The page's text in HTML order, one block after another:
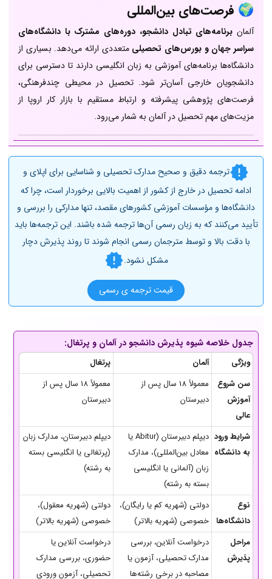
🌍 فرصت‌های بین‌المللی
آلمان برنامه‌های تبادل دانشجو، دوره‌های مشترک با دانشگاه‌های
سراسر جهان و بورس‌های تحصیلی متعددی ارائه می‌دهد. بسیاری از
دانشگاه‌ها برنامه‌های آموزشی به زبان انگلیسی دارند تا دسترسی برای
دانشجویان خارجی آسان‌تر شود. تحصیل در محیطی چندفرهنگی،
فرصت‌های پژوهشی پیشرفته و ارتباط مستقیم با بازار کار اروپا از
مزیت‌های مهم تحصیل در آلمان به شمار می‌رود.
ترجمه دقیق و صحیح مدارک تحصیلی و شناسایی برای اپلای و
ادامه تحصیل در خارج از کشور از اهمیت بالایی برخوردار است، چرا که
دانشگاه‌ها و مؤسسات آموزشی کشورهای مقصد، تنها مدارکی را بررسی و
تأیید می‌کنند که به زبان رسمی آن‌ها ترجمه شده باشند. این ترجمه‌ها باید
با دقت بالا و توسط مترجمان رسمی انجام شوند تا روند پذیرش دچار
مشکل نشود.
قیمت ترجمه ی رسمی
جدول خلاصه شیوه پذیرش دانشجو در آلمان و پرتغال:
ویژگی آلمان
پرتغال
سن شروع
آموزش
عالی
معمولاً 18 سال پس از
دبیرستان
معمولاً 18 سال پس از
دبیرستان
شرایط ورود
به دانشگاه
دیپلم دبیرستان (Abitur یا
معادل بین‌المللی)، مدارک
زبان (آلمانی یا انگلیسی
بسته به رشته)
دیپلم دبیرستان، مدارک زبان
(پرتغالی یا انگلیسی بسته
به رشته)
نوع
دانشگاه‌ها
دولتی (شهریه کم یا رایگان)،
خصوصی (شهریه بالاتر)
دولتی (شهریه معقول)،
خصوصی (شهریه بالاتر)
مراحل
پذیرش
درخواست آنلاین، بررسی
مدارک تحصیلی، آزمون یا
مصاحبه در برخی رشته‌ها
درخواست آنلاین یا
حضوری، بررسی مدارک
تحصیلی، آزمون ورودی